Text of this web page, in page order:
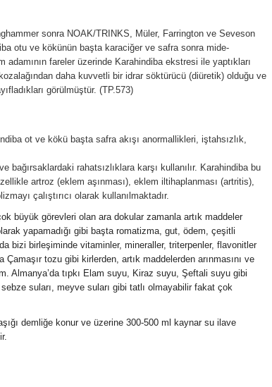
sonra NOAK/TRINKS, Müler, Farrington ve Seveson
otu ve kökünün başta karaciğer ve safra sonra mide-
fareler üzerinde Karahindiba ekstresi ile yaptıkları
daha kuvvetli bir idrar söktürücü (diüretik) olduğu ve
görülmüştür. (TP.573)
ot ve kökü başta safra akışı anormallikleri, iştahsızlık,
rahatsızlıklara karşı kullanılır. Karahindiba bu
artroz (eklem aşınması), eklem iltihaplanması (artritis),
çalıştırıcı olarak kullanılmaktadır.
büyük görevleri olan ara dokular zamanla artık maddeler
yapamadığı gibi başta romatizma, gut, ödem, çeşitli
bizi birleşiminde vitaminler, mineraller, triterpenler, flavonitler
tozu gibi kirlerden, artık maddelerden arınmasını ve
Almanya’da tıpkı Elam suyu, Kiraz suyu, Şeftali suyu gibi
suları, meyve suları gibi tatlı olmayabilir fakat çok
demliğe konur ve üzerine 300-500 ml kaynar su ilave